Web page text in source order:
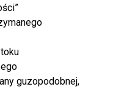
guzopodobnej,